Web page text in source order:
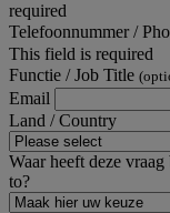
required
Telefoonnummer /
This field is required
Functie / Job Title
Email
Land / Country
Waar heeft deze
to?